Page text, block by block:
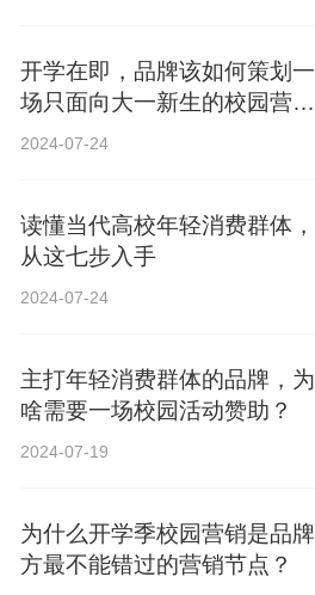
开学在即，品牌该如何策划一
场只面向大一新生的校园营
销？
2024-07-24
读懂当代高校年轻消费群体，
从这七步入手
2024-07-24
主打年轻消费群体的品牌，为
啥需要一场校园活动赞助？
2024-07-19
为什么开学季校园营销是品牌
方最不能错过的营销节点？